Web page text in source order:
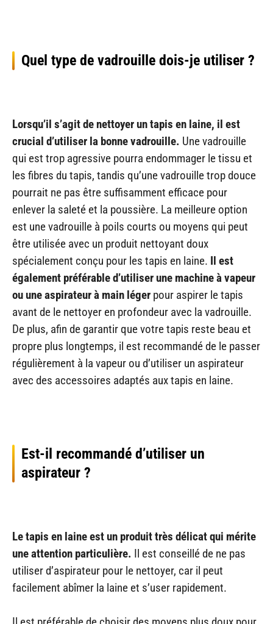
Quel type de vadrouille dois-je utiliser ?
Lorsqu’il s’agit de nettoyer un tapis en laine, il est
crucial d’utiliser la bonne vadrouille. Une vadrouille
qui est trop agressive pourra endommager le tissu et
les fibres du tapis, tandis qu’une vadrouille trop douce
pourrait ne pas être suffisamment efficace pour
enlever la saleté et la poussière. La meilleure option
est une vadrouille à poils courts ou moyens qui peut
être utilisée avec un produit nettoyant doux
spécialement conçu pour les tapis en laine. Il est
également préférable d’utiliser une machine à vapeur
ou une aspirateur à main léger pour aspirer le tapis
avant de le nettoyer en profondeur avec la vadrouille.
De plus, afin de garantir que votre tapis reste beau et
propre plus longtemps, il est recommandé de le passer
régulièrement à la vapeur ou d’utiliser un aspirateur
avec des accessoires adaptés aux tapis en laine.
Est-il recommandé d’utiliser un
aspirateur ?
Le tapis en laine est un produit très délicat qui mérite
une attention particulière. Il est conseillé de ne pas
utiliser d’aspirateur pour le nettoyer, car il peut
facilement abîmer la laine et s’user rapidement.